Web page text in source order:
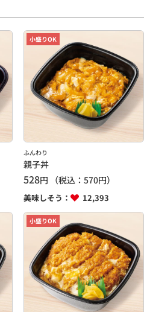
小盛りOK
ふんわり
親子丼
528円 （税込：570円）
美味しそう： 12,393
小盛りOK